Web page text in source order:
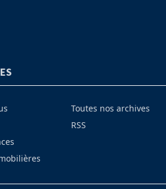
Toutes nos archives
RSS